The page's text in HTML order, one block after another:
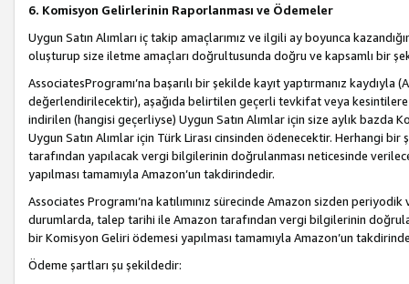
6. Komisyon Gelirlerinin Raporlanması ve Ödemeler
Uygun Satın Alımları iç takip amaçlarımız ve ilgili ay boyunca
oluşturup size iletme amaçları doğrultusunda doğru ve kapsamlı bir
AssociatesProgramı’na başarılı bir şekilde kayıt yaptırmanız
değerlendirilecektir), aşağıda belirtilen geçerli tevkifat veya
indirilen (hangisi geçerliyse) Uygun Satın Alımlar için size aylık
Uygun Satın Alımlar için Türk Lirası cinsinden ödenecektir. Herhangi
tarafından yapılacak vergi bilgilerinin doğrulanması neticesinde
yapılması tamamıyla Amazon’un takdirindedir.
Associates Programı’na katılımınız sürecinde Amazon sizden
durumlarda, talep tarihi ile Amazon tarafından vergi bilgilerinin
bir Komisyon Geliri ödemesi yapılması tamamıyla Amazon’un
Ödeme şartları şu şekildedir: